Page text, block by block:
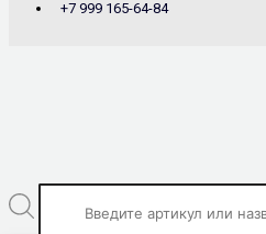
+7 999 165-64-84